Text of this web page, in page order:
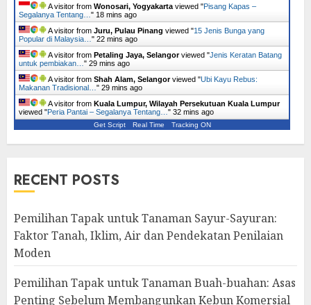
A visitor from Wonosari, Yogyakarta viewed "Pisang Kapas –
Segalanya Tentang… " 18 mins ago
A visitor from Juru, Pulau Pinang viewed "15 Jenis Bunga yang
Popular di Malaysia… " 22 mins ago
A visitor from Petaling Jaya, Selangorviewed "Jenis Keratan Batang
untuk pembiakan… " 29 mins ago
A visitor from Shah Alam, Selangorviewed "Ubi Kayu Rebus:
Makanan Tradisional… " 29 mins ago
A visitor from Kuala Lumpur, Wilayah Persekutuan Kuala Lumpur
viewed "Peria Pantai – Segalanya Tentang… " 32 mins ago
Get Script Real Time Tracking ON
RECENT POSTS
Pemilihan Tapak untuk Tanaman Sayur-Sayuran:
Faktor Tanah, Iklim, Air dan Pendekatan Penilaian
Moden
Pemilihan Tapak untuk Tanaman Buah-buahan: Asas
Penting Sebelum Membangunkan Kebun Komersial